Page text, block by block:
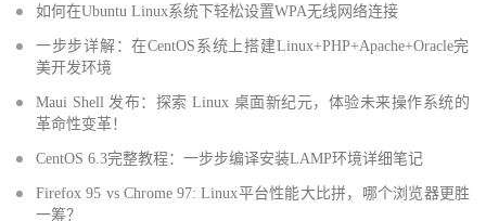
如何在Ubuntu Linux系统下轻松设置WPA无线网络连接
一步步详解：在CentOS系统上搭建Linux+PHP+Apache+Oracle完
美开发环境
Maui Shell 发布：探索 Linux 桌面新纪元，体验未来操作系统的
革命性变革！
CentOS 6.3完整教程：一步步编译安装LAMP环境详细笔记
Firefox 95 vs Chrome 97: Linux平台性能大比拼，哪个浏览器更胜
一筹？